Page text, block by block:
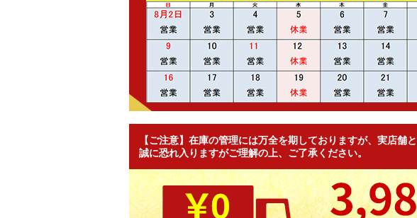
【ご注意】在庫の管理には万全を期しておりますが、実店舗
誠に恐れ入りますがご理解の上、ご了承ください。